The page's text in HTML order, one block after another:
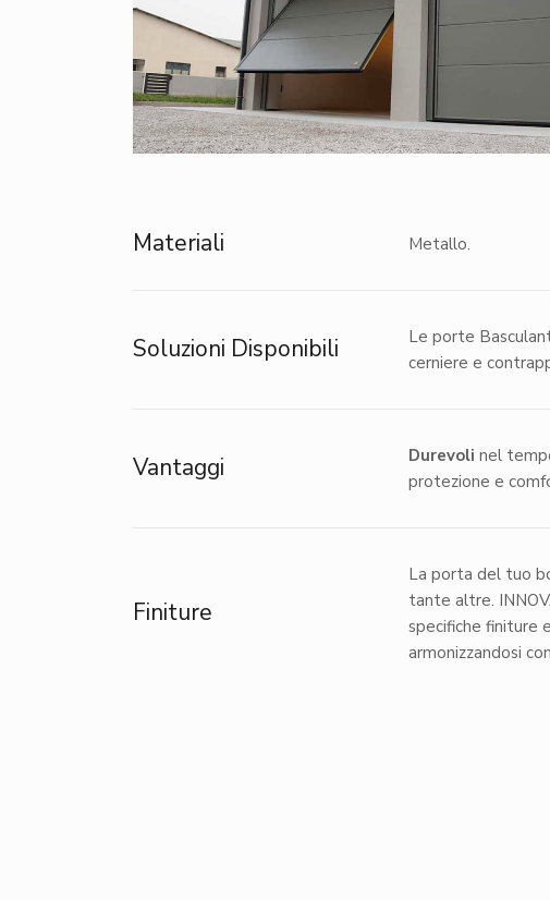
Materiali Metallo.
Soluzioni Disponibili
Le porte
cerniere e
Vantaggi Durevoli nel
protezione e
Finiture
La porta del tuo
tante altre.
specifiche finiture
armonizzandosi